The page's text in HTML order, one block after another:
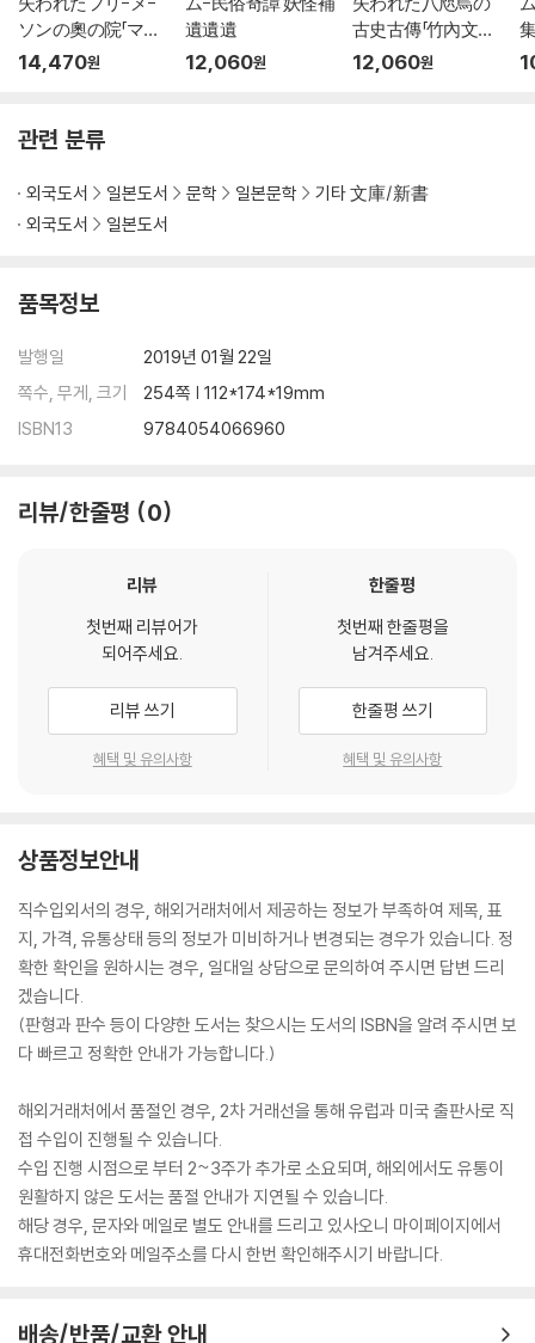
ソンの奧の院「マン
島」
14,470원
遺遺遺
12,060원
古史古傳「竹內文書」
の謎
12,060원
관련 분류
외국도서 일본도서 문학 일본문학
기타 文庫/新書
외국도서
일본도서
품목정보
발행일
2019년 01월 22일
쪽수, 무게, 크기
254쪽 | 112*174*19mm
ISBN13
9784054066960
리뷰/한줄평 0
리뷰
첫번째 리뷰어가
되어주세요.
리뷰 쓰기
혜택 및 유의사항
한줄평
첫번째 한줄평을
남겨주세요.
한줄평 쓰기
혜택 및 유의사항
상품정보안내
직수입외서의 경우, 해외거래처에서 제공하는 정보가 부족하여 제목, 표
지, 가격, 유통상태 등의 정보가 미비하거나 변경되는 경우가 있습니다. 정
확한 확인을 원하시는 경우, 일대일 상담으로 문의하여 주시면 답변 드리
겠습니다.
(판형과 판수 등이 다양한 도서는 찾으시는 도서의 ISBN을 알려 주시면 보
다 빠르고 정확한 안내가 가능합니다.)
해외거래처에서 품절인 경우, 2차 거래선을 통해 유럽과 미국 출판사로 직
접 수입이 진행될 수 있습니다.
수입 진행 시점으로 부터 2~3주가 추가로 소요되며, 해외에서도 유통이
원활하지 않은 도서는 품절 안내가 지연될 수 있습니다.
해당 경우, 문자와 메일로 별도 안내를 드리고 있사오니 마이페이지에서
휴대전화번호와 메일주소를 다시 한번 확인해주시기 바랍니다.
배송/반품/교환 안내